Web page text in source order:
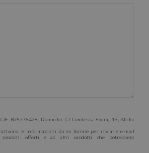
CIF: B25776428, Domicilio: C/ Comtessa Elvira, 13, Altillo
le informazioni da lei fornite per inviarle e-mail
prodotti offerti e ad altri prodotti che potrebbero
del trattamento: Consenso dell'interessato. Diritti:
identificandosi sufficientemente e contattandoci